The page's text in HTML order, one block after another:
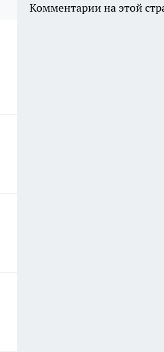
Комментарии на этой